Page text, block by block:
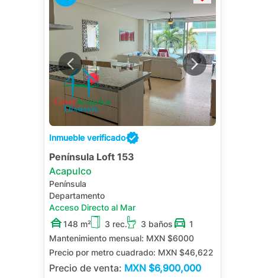
Inmueble verificado
Península Loft 153
Acapulco
Península
Departamento
Acceso Directo al Mar
148 m²
3 rec. 3 baños
1
Mantenimiento mensual: MXN $6000
Precio por metro cuadrado: MXN $46,622
Precio de venta: MXN $6,900,000